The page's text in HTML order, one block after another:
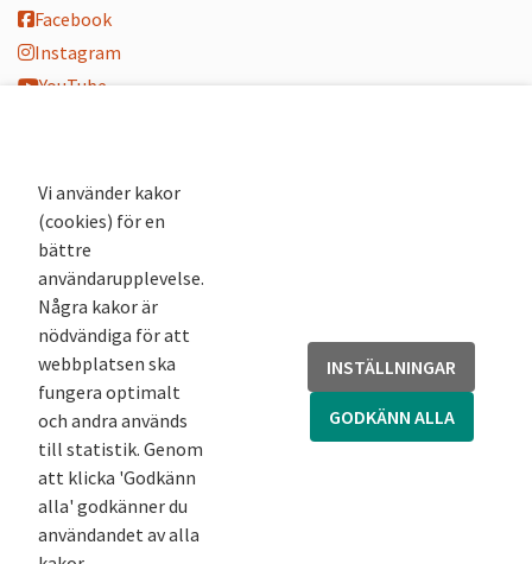
Facebook
Instagram
YouTube
Nyhetsbrev
Andra webbplatser
Arkivsök
Fornsök
Fornreg
Bebyggelseregistret
Runor
Kringla
Vi använder kakor
(cookies) för en
bättre
användarupplevelse.
Några kakor är
nödvändiga för att
webbplatsen ska
fungera optimalt
och andra används
till statistik. Genom
att klicka 'Godkänn
alla' godkänner du
användandet av alla
INSTÄLLNINGAR
GODKÄNN ALLA